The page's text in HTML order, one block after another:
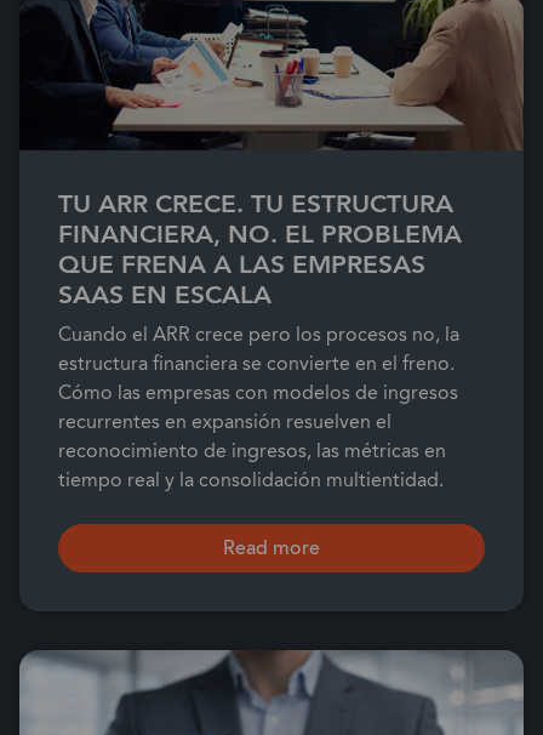
TU ARR CRECE. TU ESTRUCTURA
FINANCIERA, NO. EL PROBLEMA
QUE FRENA A LAS EMPRESAS
SAAS EN ESCALA
Cuando el ARR crece pero los procesos no, la
estructura financiera se convierte en el freno.
Cómo las empresas con modelos de ingresos
recurrentes en expansión resuelven el
reconocimiento de ingresos, las métricas en
tiempo real y la consolidación multientidad.
Read more